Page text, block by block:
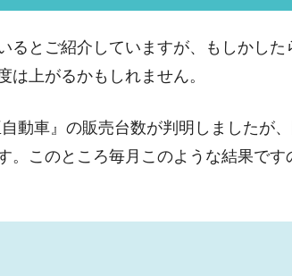
を増やします」⇒「金を経由するドル入手」
1,214.4億ドル」まで拡大 ⇒ 海外資金の動きに
長が告発された ⇒ 国家が行った恐るべき株価
って抗議活動」
加させる ⇒ 中国の過剰生産が世界を蝕む。
のウラで他業種は全般的「不調」⇒ PSIが示す
るとご紹介していますが、もしかした
は上がるかもしれません。
動車』の販売台数が判明しましたが
。このところ毎月このような結果で